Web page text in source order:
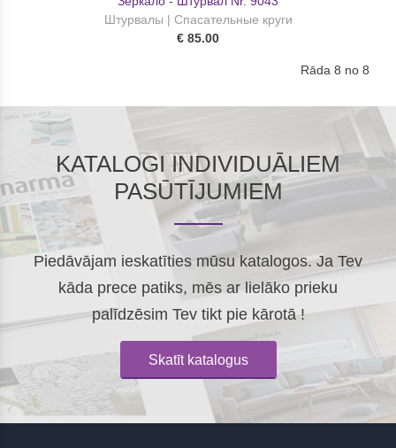
Штурвалы | Спасательные круги
€ 85.00
Rāda 8 no 8
KATALOGI INDIVIDUĀLIEM
PASŪTĪJUMIEM
Piedāvājam ieskatīties mūsu katalogos. Ja Tev
kāda prece patiks, mēs ar lielāko prieku
palīdzēsim Tev tikt pie kārotā !
Skatīt katalogus